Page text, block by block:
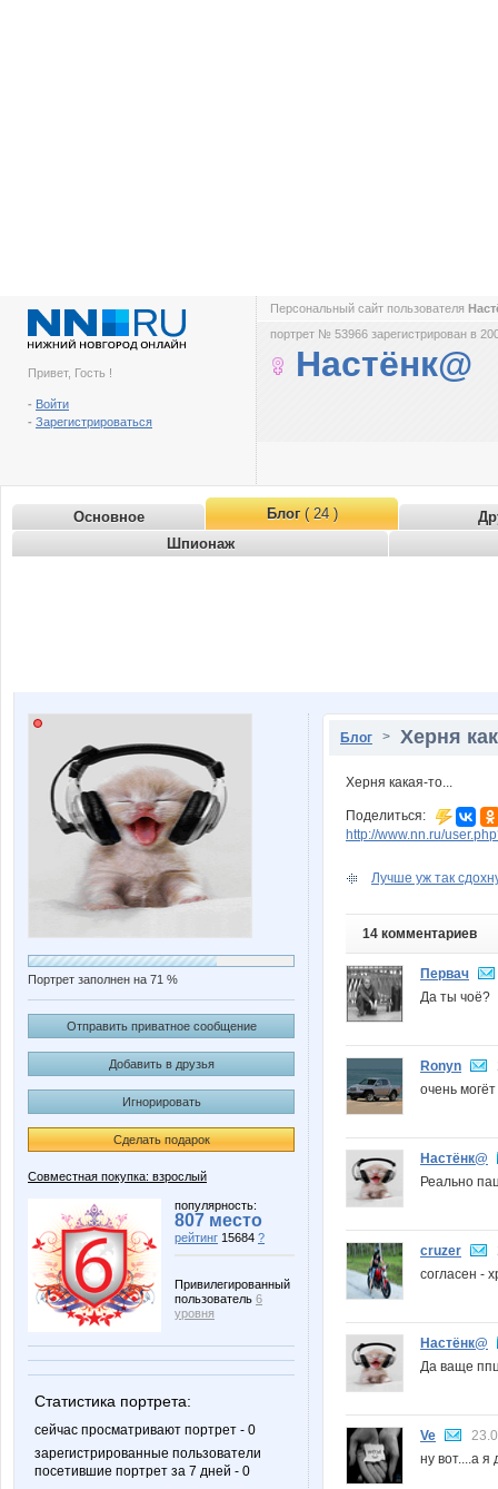
Привет, Гость !
- Войти
- Зарегистрироваться
Персональный сайт пользователя
портрет № 53966 зарегистрирован в
Настёнк@
Основное Блог( 24 )
Шпионаж
Портрет заполнен на 71 %
Отправить приватное сообщение
Добавить в друзья
Игнорировать
Сделать подарок
Совместная покупка: взрослый
популярность:
807 место
рейтинг 15684 ?
Привилегированный
пользователь 6
уровня
Статистика портрета:
сейчас просматривают портрет - 0
зарегистрированные пользователи
посетившие портрет за 7 дней - 0
Блог > Херня
Херня какая-то...
Поделиться:
http://www.nn.ru/
Лучше уж так
14 комментариев
Первач
Да ты чоё?
Ronyn
очень
Настёнк@
Реально
cruzer
согласен -
Настёнк@
Да ваще
Ve
ну вот....а я